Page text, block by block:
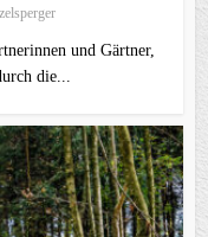
und Gärtner,
die...